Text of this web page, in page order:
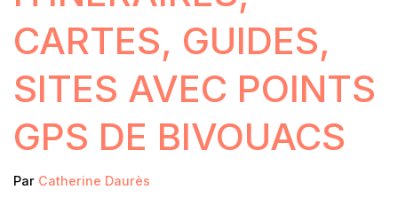
CARTES, GUIDES,
SITES AVEC POINTS
GPS DE BIVOUACS
Par Catherine Daurès